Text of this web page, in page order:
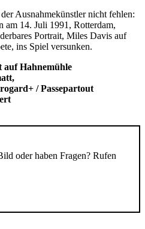
Ausnahmekünstler nicht fehlen:
am 14. Juli 1991, Rotterdam,
Portrait, Miles Davis auf
ins Spiel versunken.
Hahnemühle
/ Passepartout
oder haben Fragen? Rufen